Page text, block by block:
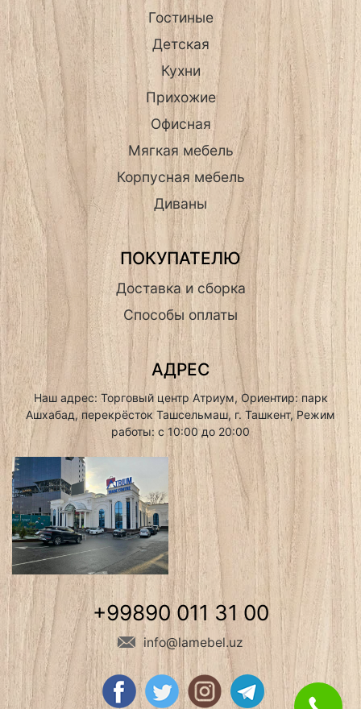
Гостиные
Детская
Кухни
Прихожие
Офисная
Мягкая мебель
Корпусная мебель
Диваны
ПОКУПАТЕЛЮ
Доставка и сборка
Способы оплаты
АДРЕС
Наш адрес: Торговый центр Атриум, Ориентир: парк
Ашхабад, перекрёсток Ташсельмаш, г. Ташкент, Режим
работы: с 10:00 до 20:00
+99890 011 31 00
info@lamebel.uz